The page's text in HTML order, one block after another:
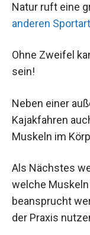
Natur ruft eine
anderen
Ohne Zweifel
sein!
Neben einer
Kajakfahren
Muskeln im
Als Nächstes
welche
beansprucht
der Praxis